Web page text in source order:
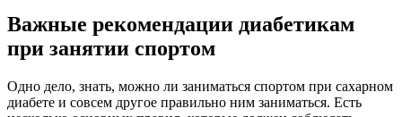
Важные рекомендации диабетикам
при занятии спортом
Одно дело, знать, можно ли заниматься спортом при сахарном
диабете и совсем другое правильно ним заниматься. Есть